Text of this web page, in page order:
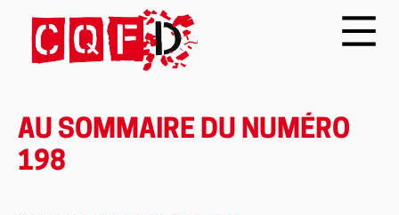
AU SOMMAIRE DU NUMÉRO
198